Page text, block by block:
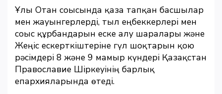
Ұлы Отан соғысында қаза тапқан басшылар
мен жауынгерлерді, тыл еңбеккерлері мен
соғыс құрбандарын еске алу шаралары және
Жеңіс ескерткіштеріне гүл шоқтарын қою
рәсімдері 8 және 9 мамыр күндері Қазақстан
Православие Шіркеуінің барлық
епархияларында өтеді.